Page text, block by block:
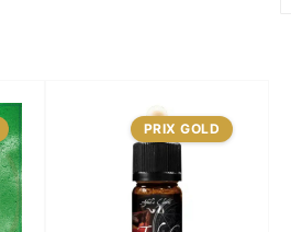
PRIX GOLD